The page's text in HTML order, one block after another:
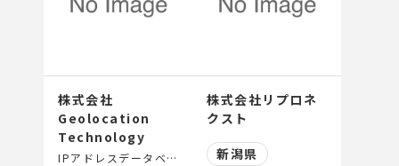
株式会社
Geolocation
Technology
IPアドレスデータベース「SURFPOINT」を基にした技術・サービスの提供等
株式会社リプロネ
クスト
新潟県